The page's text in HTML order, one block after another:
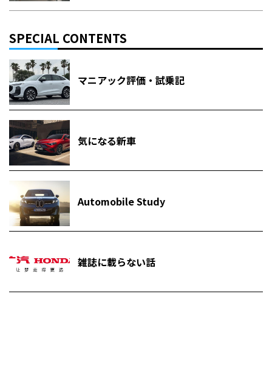
SPECIAL CONTENTS
マニアック評価・試乗記
気になる新車
Automobile Study
雑誌に載らない話